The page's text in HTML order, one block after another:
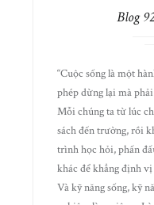
Blog
“Cuộc sống là một
phép dừng lại mà
Mỗi chúng ta từ lúc
sách đến trường, rồi
trình học hỏi, phấn
khác để khẳng định
Và kỹ năng sống, kỹ